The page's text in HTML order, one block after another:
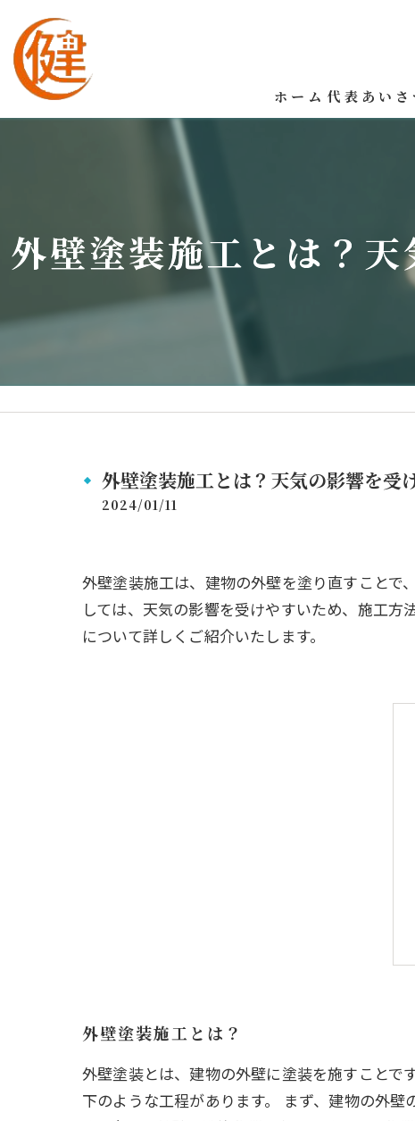
ホーム 代表あいさ
外壁塗装施工とは？
外壁塗装施工とは？天気の影響を受
2024/01/11
外壁塗装施工は、建物の外壁を塗り直すことで
しては、天気の影響を受けやすいため、施工
について詳しくご紹介いたします。
外壁塗装施工とは？
外壁塗装とは、建物の外壁に塗装を施すことで
下のような工程があります。 まず、建物の外